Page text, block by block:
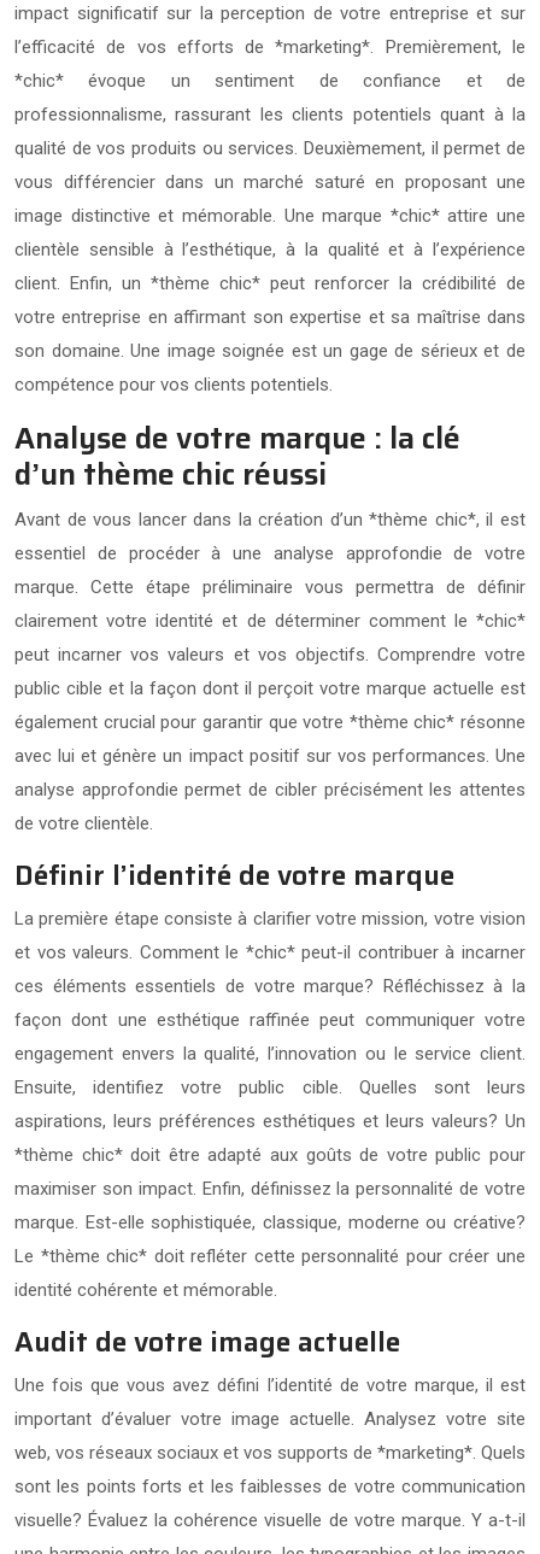
impact significatif sur la perception de votre entreprise et sur
l’efficacité de vos efforts de *marketing*. Premièrement, le
*chic* évoque un sentiment de confiance et de
professionnalisme, rassurant les clients potentiels quant à la
qualité de vos produits ou services. Deuxièmement, il permet de
vous différencier dans un marché saturé en proposant une
image distinctive et mémorable. Une marque *chic* attire une
clientèle sensible à l’esthétique, à la qualité et à l’expérience
client. Enfin, un *thème chic* peut renforcer la crédibilité de
votre entreprise en affirmant son expertise et sa maîtrise dans
son domaine. Une image soignée est un gage de sérieux et de
compétence pour vos clients potentiels.
Analyse de votre marque : la clé
d’un thème chic réussi
Avant de vous lancer dans la création d’un *thème chic*, il est
essentiel de procéder à une analyse approfondie de votre
marque. Cette étape préliminaire vous permettra de définir
clairement votre identité et de déterminer comment le *chic*
peut incarner vos valeurs et vos objectifs. Comprendre votre
public cible et la façon dont il perçoit votre marque actuelle est
également crucial pour garantir que votre *thème chic* résonne
avec lui et génère un impact positif sur vos performances. Une
analyse approfondie permet de cibler précisément les attentes
de votre clientèle.
Définir l’identité de votre marque
La première étape consiste à clarifier votre mission, votre vision
et vos valeurs. Comment le *chic* peut-il contribuer à incarner
ces éléments essentiels de votre marque? Réfléchissez à la
façon dont une esthétique raffinée peut communiquer votre
engagement envers la qualité, l’innovation ou le service client.
Ensuite, identifiez votre public cible. Quelles sont leurs
aspirations, leurs préférences esthétiques et leurs valeurs? Un
*thème chic* doit être adapté aux goûts de votre public pour
maximiser son impact. Enfin, définissez la personnalité de votre
marque. Est-elle sophistiquée, classique, moderne ou créative?
Le *thème chic* doit refléter cette personnalité pour créer une
identité cohérente et mémorable.
Audit de votre image actuelle
Une fois que vous avez défini l’identité de votre marque, il est
important d’évaluer votre image actuelle. Analysez votre site
web, vos réseaux sociaux et vos supports de *marketing*. Quels
sont les points forts et les faiblesses de votre communication
visuelle? Évaluez la cohérence visuelle de votre marque. Y a-t-il